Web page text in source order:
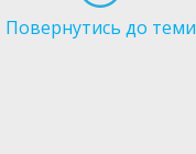
Повернутись до теми